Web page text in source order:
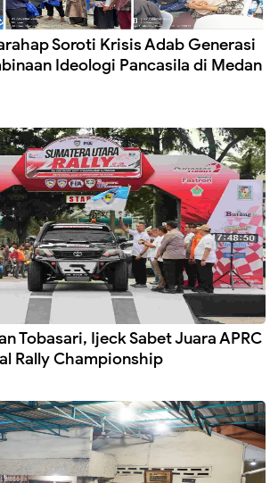
Soroti Krisis Adab Generasi
Ideologi Pancasila di Medan
Tobasari, Ijeck Sabet Juara APRC
Rally Championship